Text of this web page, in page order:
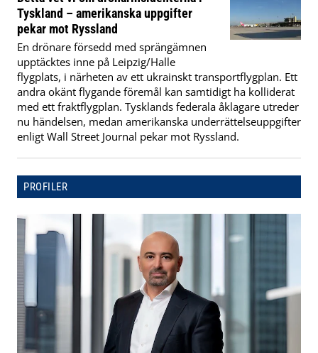
Tyskland – amerikanska uppgifter
pekar mot Ryssland
En drönare försedd med sprängämnen
upptäcktes inne på Leipzig/Halle
flygplats, i närheten av ett ukrainskt transportflygplan. Ett
andra okänt flygande föremål kan samtidigt ha kolliderat
med ett fraktflygplan. Tysklands federala åklagare utreder
nu händelsen, medan amerikanska underrättelseuppgifter
enligt Wall Street Journal pekar mot Ryssland.
PROFILER